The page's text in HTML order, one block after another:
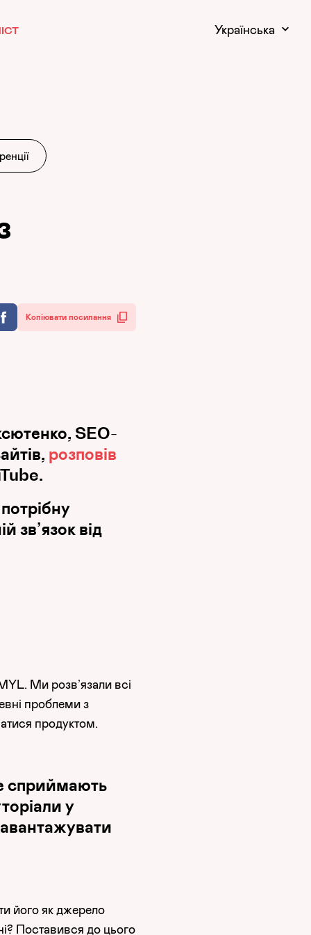
Українська
Копіювати посилання
SEO-
розповів
зв’язок від
Ми розв’язали всі
проблеми з
продуктом.
сприймають
у
його як джерело
Поставився до цього